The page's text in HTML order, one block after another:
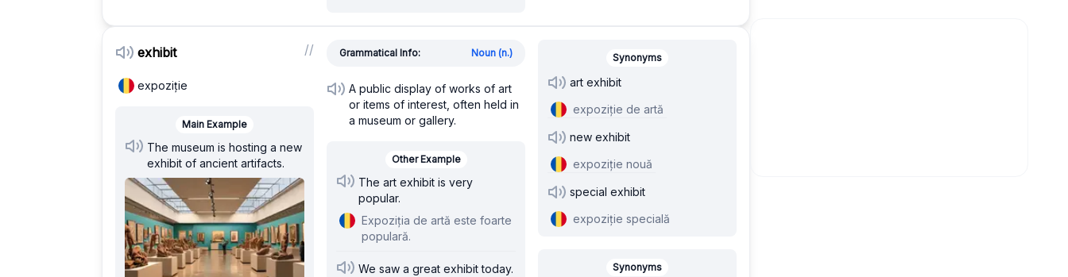
exhibit //
expoziție
Main Example
The museum is hosting a new
exhibit of ancient artifacts.
Grammatical Info: Noun (n.)
A public display of works of art
or items of interest, often held in
a museum or gallery.
Other Example
The art exhibit is very
popular.
Expoziția de artă este foarte
populară.
We saw a great exhibit today.
Synonyms
art exhibit
expoziție de artă
new exhibit
expoziție nouă
special exhibit
expoziție specială
Synonyms